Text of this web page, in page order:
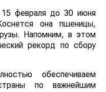
февраля до 30 июня
она пшеницы,
Напомним, в этом
рекорд по сбору
обеспечиваем
по важнейшим